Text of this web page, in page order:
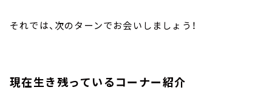
それでは、次のターンでお会いしましょう！
現在生き残っているコーナー紹介